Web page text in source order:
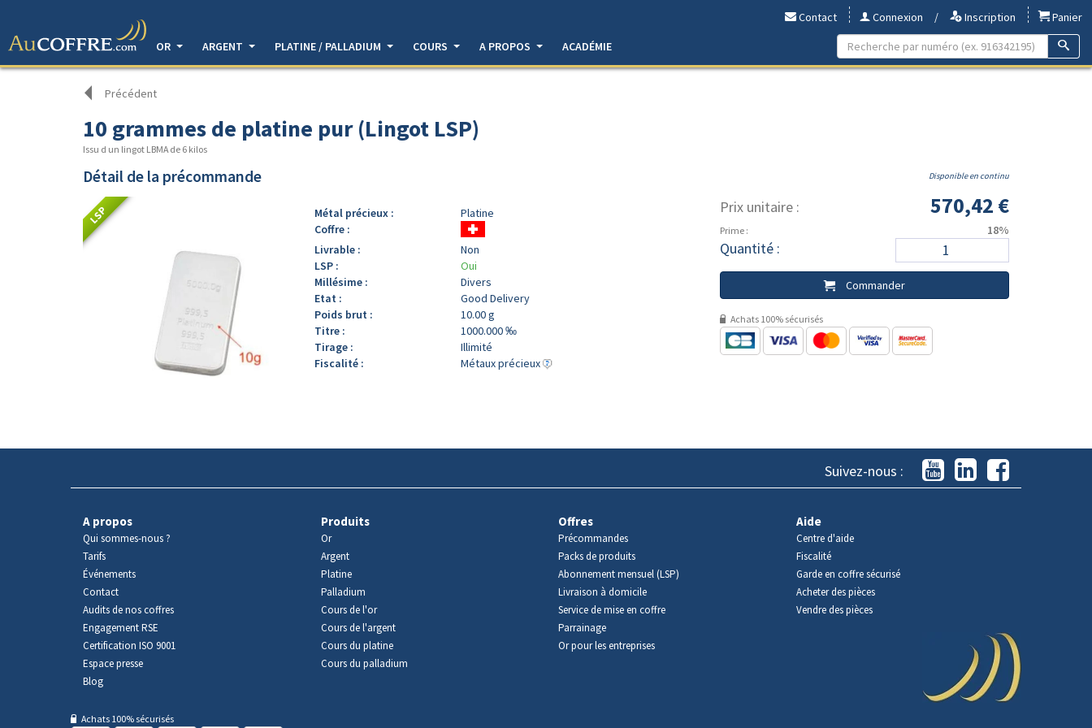
Contact Connexion / Inscription
Panier
OR
ARGENT PLATINE / PALLADIUM COURS A PROPOS ACADÉMIE
Précédent
10 grammes de platine pur (Lingot LSP)
Issu d un lingot LBMA de 6 kilos
Détail de la précommande Disponible en continu
LSP Métal précieux :
Platine
Coffre :
Livrable :
Non
LSP :
Oui
Millésime :
Divers
Etat :
Good Delivery
Poids brut :
10.00 g
Titre :
1000.000 ‰
Tirage :
Illimité
Fiscalité :
Métaux précieux
Prix unitaire : 570,42 €
Prime : 18%
Quantité :
Commander
Achats 100% sécurisés
Suivez-nous :
A propos
Qui sommes-nous ?
Tarifs
Événements
Contact
Audits de nos coffres
Engagement RSE
Certification ISO 9001
Espace presse
Blog
Produits
Or
Argent
Platine
Palladium
Cours de l'or
Cours de l'argent
Cours du platine
Cours du palladium
Offres
Précommandes
Packs de produits
Abonnement mensuel (LSP)
Livraison à domicile
Service de mise en coffre
Parrainage
Or pour les entreprises
Aide
Centre d'aide
Fiscalité
Garde en coffre sécurisé
Acheter des pièces
Vendre des pièces
Achats 100% sécurisés